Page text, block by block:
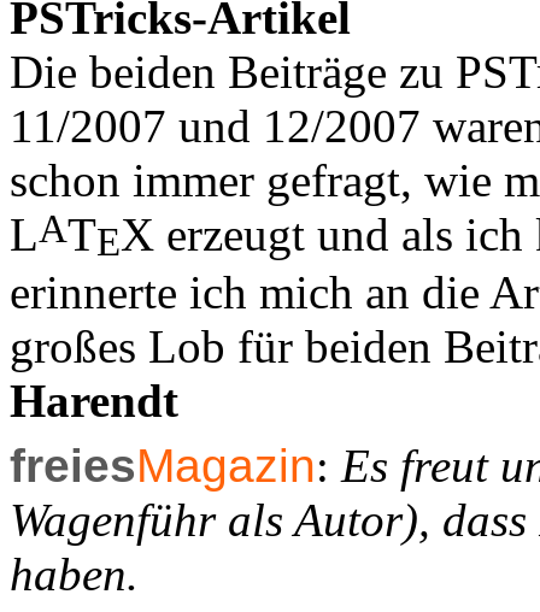
PSTricks-Artikel
Die beiden Beiträge zu
11/2007 und 12/2007
schon immer gefragt, wie
LATEX erzeugt und als
erinnerte ich mich an die
großes Lob für beiden
Harendt
freiesMagazin: Es freut
Wagenführ als Autor),
haben.